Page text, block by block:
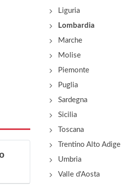
Liguria
Lombardia
Marche
Molise
Piemonte
Puglia
Sardegna
Sicilia
Toscana
Trentino Alto Adige
Umbria
Valle d'Aosta